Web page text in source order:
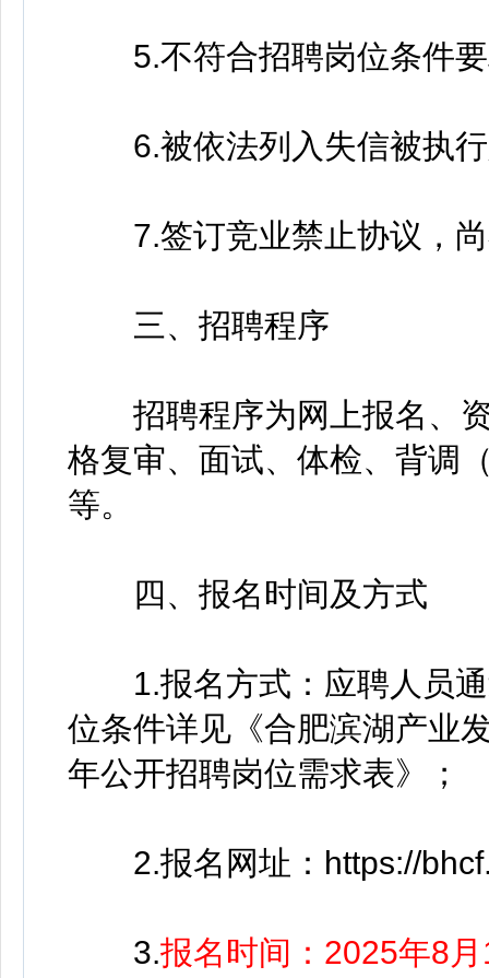
5.不符合招聘岗位条件要
6.被依法列入失信被执行
7.签订竞业禁止协议，尚
三、招聘程序
招聘程序为网上报名、资
格复审、面试、体检、背调
等。
四、报名时间及方式
1.报名方式：应聘人员通
位条件详见《合肥滨湖产业
年公开招聘岗位需求表》；
2.报名网址：https://
3.报名时间：2025年8